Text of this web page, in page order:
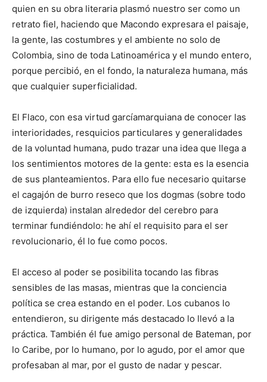
quien en su obra literaria plasmó nuestro ser como un
retrato fiel, haciendo que Macondo expresara el paisaje,
la gente, las costumbres y el ambiente no solo de
Colombia, sino de toda Latinoamérica y el mundo entero,
porque percibió, en el fondo, la naturaleza humana, más
que cualquier superficialidad.
El Flaco, con esa virtud garcíamarquiana de conocer las
interioridades, resquicios particulares y generalidades
de la voluntad humana, pudo trazar una idea que llega a
los sentimientos motores de la gente: esta es la esencia
de sus planteamientos. Para ello fue necesario quitarse
el cagajón de burro reseco que los dogmas (sobre todo
de izquierda) instalan alrededor del cerebro para
terminar fundiéndolo: he ahí el requisito para el ser
revolucionario, él lo fue como pocos.
El acceso al poder se posibilita tocando las fibras
sensibles de las masas, mientras que la conciencia
política se crea estando en el poder. Los cubanos lo
entendieron, su dirigente más destacado lo llevó a la
práctica. También él fue amigo personal de Bateman, por
lo Caribe, por lo humano, por lo agudo, por el amor que
profesaban al mar, por el gusto de nadar y pescar.